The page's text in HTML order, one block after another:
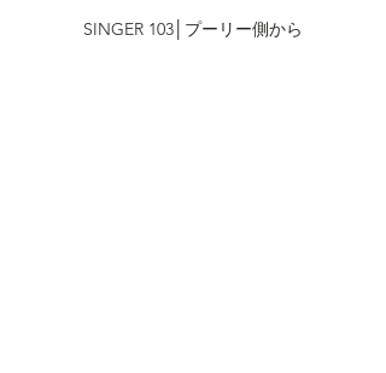
SINGER 103│プーリー側から